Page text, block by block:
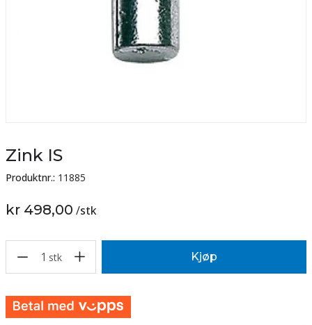
Zink IS
Produktnr.: 11885
kr 498,00 /stk
1 stk Kjøp